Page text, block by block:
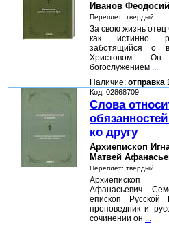
Иванов
Переплет: твердый
За свою жизнь
как истинно
заботящийся о
Христовом. Он
богослужением ...
Наличие: отправка
Код: 02868709
Слова
ко другу
Архиепископ
Матвей
Переплет: твердый
Архиепископ
Афанасьевич
епископ Русской
проповедник и
сочинении он ...